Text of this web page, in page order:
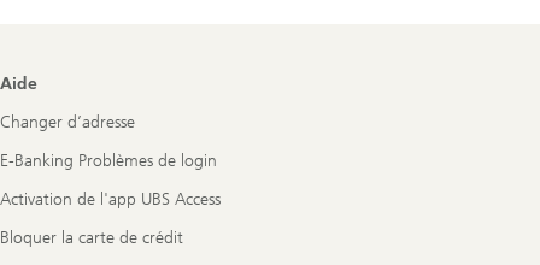
Footer
Aide
Changer d’adresse
E-Banking Problèmes de login
Activation de l'app UBS Access
Bloquer la carte de crédit